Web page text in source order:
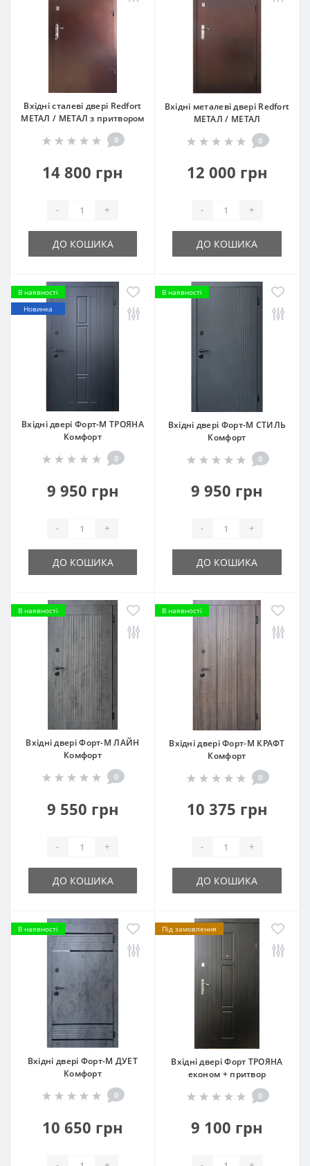
Вхідні сталеві двері Redfort
МЕТАЛ / МЕТАЛ з притвором
0
14 800 грн
- +
ДО КОШИКА
Вхідні металеві двері Redfort
МЕТАЛ / МЕТАЛ
0
12 000 грн
- +
ДО КОШИКА
В наявності
Новинка
Вхідні двері Форт-М ТРОЯНА
Комфорт
0
9 950 грн
- +
ДО КОШИКА
В наявності
Вхідні двері Форт-М СТИЛЬ
Комфорт
0
9 950 грн
- +
ДО КОШИКА
В наявності
Вхідні двері Форт-М ЛАЙН
Комфорт
0
9 550 грн
- +
ДО КОШИКА
В наявності
Вхідні двері Форт-М КРАФТ
Комфорт
0
10 375 грн
- +
ДО КОШИКА
В наявності
Вхідні двері Форт-М ДУЕТ
Комфорт
0
10 650 грн
Під замовлення
Вхідні двері Форт ТРОЯНА
економ + притвор
0
9 100 грн